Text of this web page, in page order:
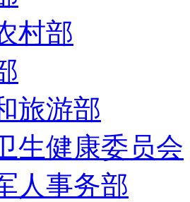
村部
旅游部
生健康委员会
人事务部